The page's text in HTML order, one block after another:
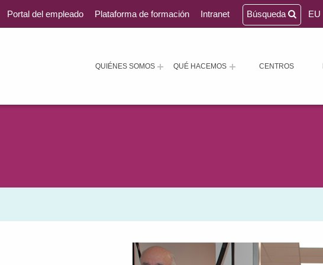
QUIÉNES SOMOS QUÉ HACEMOS CENTROS
Portal del empleado Plataforma de formación Intranet Búsqueda EU